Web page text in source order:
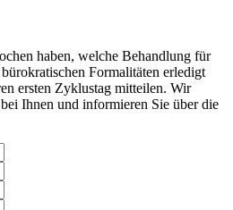
haben, welche Behandlung für
Formalitäten erledigt
ersten Zyklustag mitteilen. Wir
Ihnen und informieren Sie über die